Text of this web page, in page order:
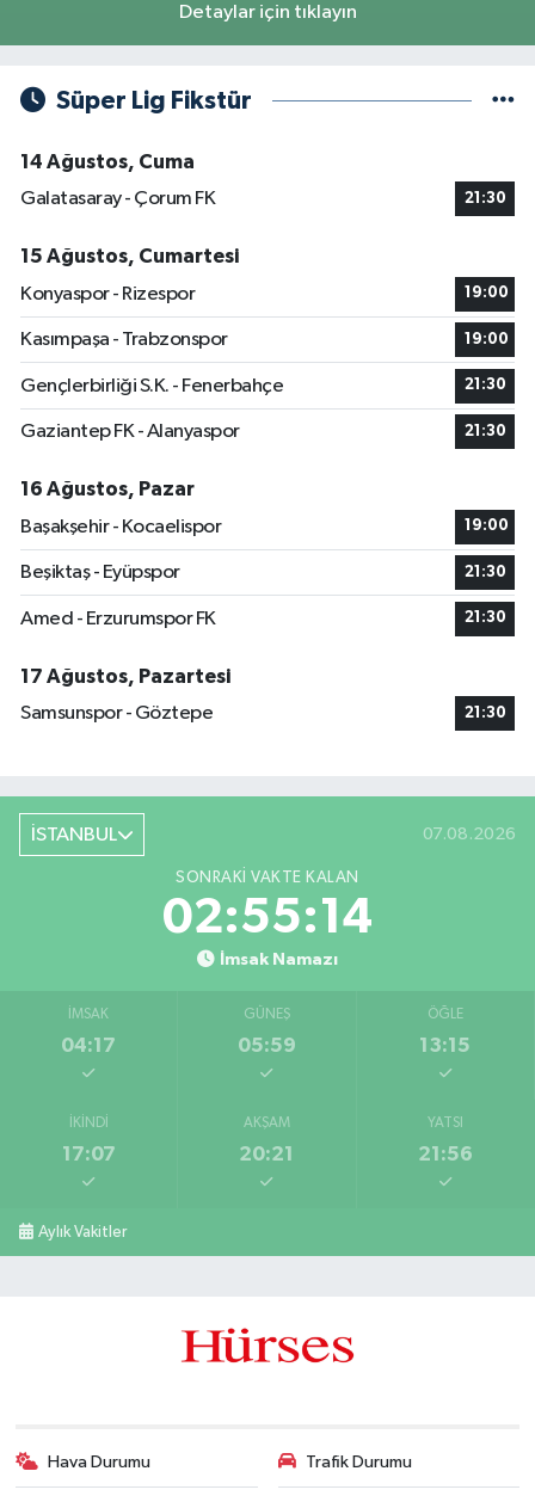
Detaylar için tıklayın
Süper Lig Fikstür
14 Ağustos, Cuma
Galatasaray - Çorum FK
21:30
15 Ağustos, Cumartesi
Konyaspor - Rizespor
19:00
Kasımpaşa - Trabzonspor 19:00
Gençlerbirliği S.K. - Fenerbahçe 21:30
Gaziantep FK - Alanyaspor 21:30
16 Ağustos, Pazar
Başakşehir - Kocaelispor
19:00
Beşiktaş - Eyüpspor 21:30
Amed - Erzurumspor FK 21:30
17 Ağustos, Pazartesi
Samsunspor - Göztepe
21:30
İSTANBUL 07.08.2026
SONRAKI VAKTE KALAN
02:55:13
İmsak Namazı
İMSAK
04:17
GÜNEŞ
05:59
ÖĞLE
13:15
İKINDI
17:07
AKŞAM
20:21
YATSI
21:56
Aylık Vakitler
Hava Durumu Trafik Durumu